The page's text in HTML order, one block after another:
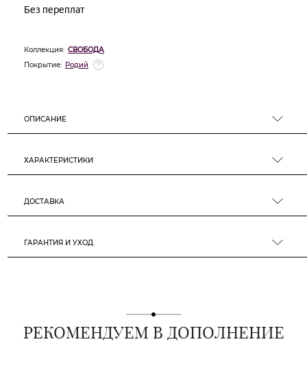
Коллекция: СВОБОДА
Покрытие: Родий
ОПИСАНИЕ
ХАРАКТЕРИСТИКИ
ДОСТАВКА
ГАРАНТИЯ И УХОД
РЕКОМЕНДУЕМ В ДОПОЛНЕНИЕ